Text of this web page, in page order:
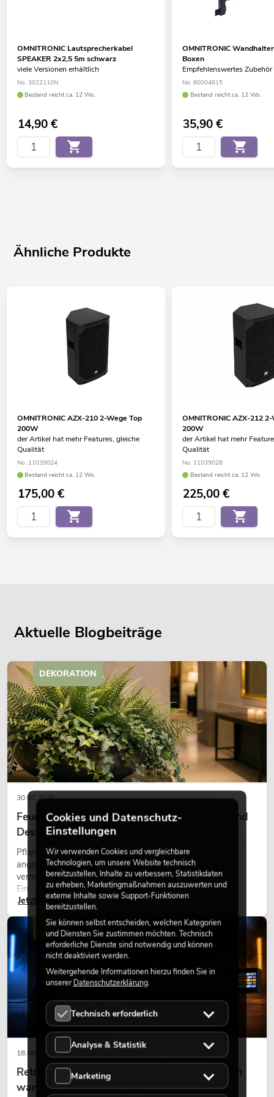
OMNITRONIC Lautsprecherkabel
SPEAKER 2x2,5 5m schwarz
viele Versionen erhältlich
No. 3022110N
Bestand reicht ca. 12 Wo.
14,90€
OMNITRONIC
Boxen
Empfehlenswertes Zubehör
No. 60004615
Bestand reicht ca. 12 Wo.
35,90€
Ähnliche Produkte
OMNITRONIC AZX-210 2-Wege Top
200W
der Artikel hat mehr Features, gleiche
Qualität
No. 11039024
Bestand reicht ca. 12 Wo.
175,00€
OMNITRONIC AZX-212
200W
der Artikel hat mehr
Qualität
No. 11039028
Bestand reicht ca. 12 Wo.
225,00€
Aktuelle Blogbeiträge
30.07.2026
Feuerhemmende Kunstpflanzen: Sicherheit und
Design perfekt kombiniert
Pflanzen machen Räume lebendig. Sie schaffen eine
angenehme Atmosphäre, verbessern das Ambiente und
vermitteln Natürlichkeit. Ob in Hotels, Restaurants,
Einkaufszentren, Bürogebäuden oder auf Messeständen:
eine hochwertige Begrünung gehört heute längst zum
modernen Raumkonzept.
Jetzt lesen
DEKORATION
18.06.2026
Retro-Licht im modernen Lichtdesign: Warum
warmes Licht wieder wirkt
LICHT
Cookies und Datenschutz-
Einstellungen
Wir verwenden Cookies und vergleichbare
Technologien, um unsere Website technisch
bereitzustellen, Inhalte zu verbessern, Statistikdaten
zu erheben, Marketingmaßnahmen auszuwerten und
externe Inhalte sowie Support-Funktionen
bereitzustellen.
Sie können selbst entscheiden, welchen Kategorien
und Diensten Sie zustimmen möchten. Technisch
erforderliche Dienste sind notwendig und können
nicht deaktiviert werden.
Weitergehende Informationen hierzu finden Sie in
unsererDatenschutzerklärung.
Technisch erforderlich
Analyse & Statistik
Marketing